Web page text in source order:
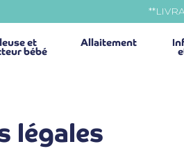
et
bébé
Allaitement
légales